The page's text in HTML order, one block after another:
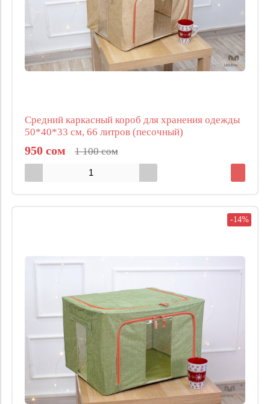
Средний каркасный короб для хранения одежды
50*40*33 см, 66 литров (песочный)
950 сом 1 100 сом
-14%